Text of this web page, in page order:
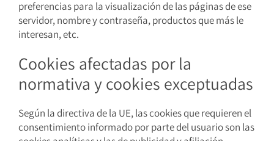
preferencias para la visualización de las páginas de ese
servidor, nombre y contraseña, productos que más le
interesan, etc.
Cookies afectadas por la
normativa y cookies exceptuadas
Según la directiva de la UE, las cookies que requieren el
consentimiento informado por parte del usuario son las